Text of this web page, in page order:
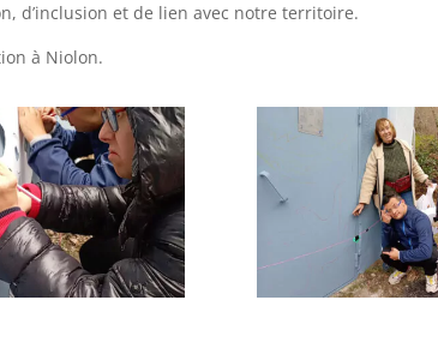
d’inclusion et de lien avec notre territoire.
à Niolon.